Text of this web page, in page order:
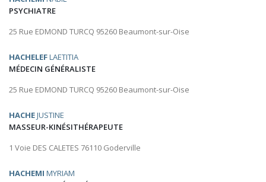
PSYCHIATRE
25 Rue EDMOND TURCQ 95260 Beaumont-sur-Oise
HACHELEFLAETITIA
MÉDECIN GÉNÉRALISTE
25 Rue EDMOND TURCQ 95260 Beaumont-sur-Oise
HACHEJUSTINE
MASSEUR-KINÉSITHÉRAPEUTE
1 Voie DES CALETES 76110 Goderville
HACHEMI MYRIAM